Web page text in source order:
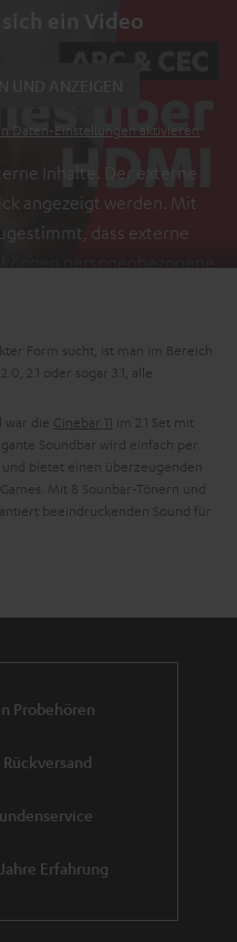
ein Video
Daten‑Einstellungen aktivieren
Inhalte. Der externe
angezeigt werden. Mit
dass externe
unter I zu
Form sucht, ist man im Bereich
2.1 oder sogar 3.1, alle
war die Cinebar 11 im 2.1 Set mit
Soundbar wird einfach per
und bietet einen überzeugenden
Mit 8 Sounbar-Tönern und
beeindruckenden Sound für
HDMI CEC und ARC, Line-
Fernbedienung.
Soundkarte,
Wer also spontan auf
und an jeden
einfach Musik über das
verbaut, nur per
– Die Cinebar One Plus
Probehören
Rückversand
Erfahrung